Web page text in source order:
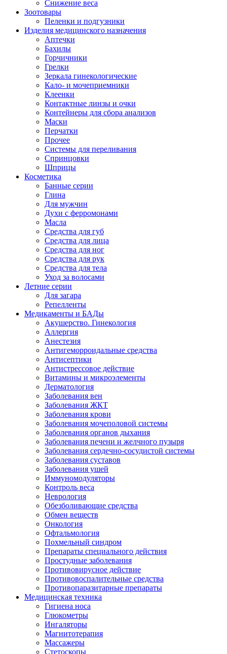
Снижение веса
Зоотовары
Пеленки и подгузники
Изделия медицинского назначения
Аптечки
Бахилы
Горчичники
Грелки
Зеркала гинекологические
Кало- и мочеприемники
Клеенки
Контактные линзы и очки
Контейнеры для сбора анализов
Маски
Перчатки
Прочее
Системы для переливания
Спринцовки
Шприцы
Косметика
Банные серии
Глина
Для мужчин
Духи с ферромонами
Масла
Средства для губ
Средства для лица
Средства для ног
Средства для рук
Средства для тела
Уход за волосами
Летние серии
Для загара
Репелленты
Медикаменты и БАДы
Акушерство. Гинекология
Аллергия
Анестезия
Антигеморроидальные средства
Антисептики
Антистрессовое действие
Витамины и микроэлементы
Дерматология
Заболевания вен
Заболевания ЖКТ
Заболевания крови
Заболевания мочеполовой системы
Заболевания органов дыхания
Заболевания печени и желчного пузыря
Заболевания сердечно-сосудистой системы
Заболевания суставов
Заболевания ушей
Иммуномодуляторы
Контроль веса
Неврология
Обезболивающие средства
Обмен веществ
Онкология
Офтальмология
Похмельный синдром
Препараты специального действия
Простудные заболевания
Противовирусное действие
Противовоспалительные средства
Противопаразитарные препараты
Медицинская техника
Гигиена носа
Глюкометры
Ингаляторы
Магнитотерапия
Массажеры
Стетоскопы